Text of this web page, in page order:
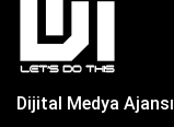
Dijital Medya Ajansı